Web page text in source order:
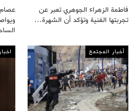
فاطمة الزهراء الجوهري تعبر عن
تجربتها الفنية وتؤكد أن الشهرة…
عصام
أخبار المجتمع